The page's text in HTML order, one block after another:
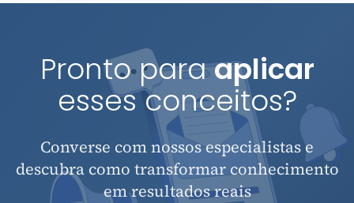
Pronto paraaplicar
esses conceitos?
Converse com nossos especialistas e
descubra como transformar conhecimento
em resultados reais